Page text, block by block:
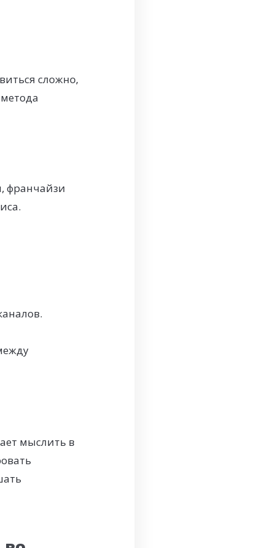
сложно,
франчайзи
мыслить в